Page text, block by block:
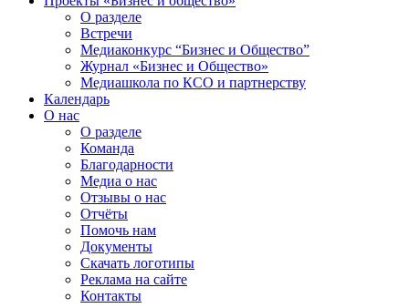
О разделе
Встречи
Медиаконкурс “Бизнес и Общество”
Журнал «Бизнес и Общество»
Медиашкола по КСО и партнерству
Календарь
О нас
О разделе
Команда
Благодарности
Медиа о нас
Отзывы о нас
Отчёты
Помочь нам
Документы
Скачать логотипы
Реклама на сайте
Контакты